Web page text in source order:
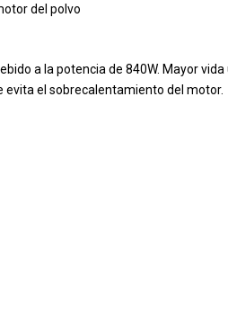
del polvo
a la potencia de 840W. Mayor vida
evita el sobrecalentamiento del motor.